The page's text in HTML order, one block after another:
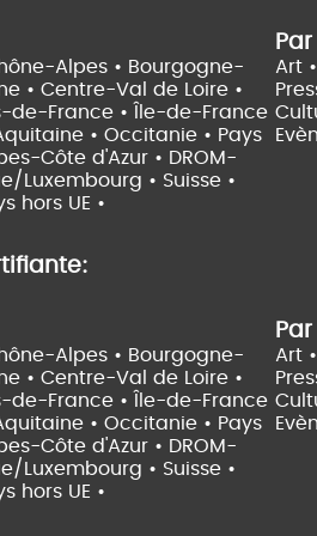
Alpes • Bourgogne-
• Centre-Val de Loire •
de-France •
Île-de-France
• Occitanie • Pays
Côte d'Azur • DROM-
Luxembourg • Suisse •
hors UE •
Art
Alpes • Bourgogne-
• Centre-Val de Loire •
de-France •
Île-de-France
• Occitanie • Pays
Côte d'Azur • DROM-
Luxembourg • Suisse •
hors UE •
Art